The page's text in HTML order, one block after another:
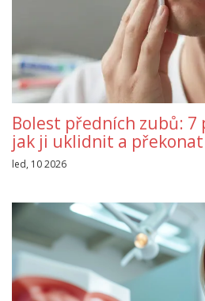
Bolest předních zubů:
jak ji uklidnit a překonat
led, 10 2026